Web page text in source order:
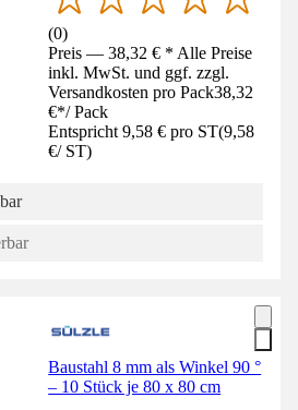
(0)
Preis — 38,32 € * Alle Preise
inkl. MwSt. und ggf. zzgl.
Versandkosten pro Pack38,32
€*/ Pack
Entspricht 9,58 € pro ST(9,58
€/ ST)
Baustahl 8 mm als Winkel 90 °
– 10 Stück je 80 x 80 cm